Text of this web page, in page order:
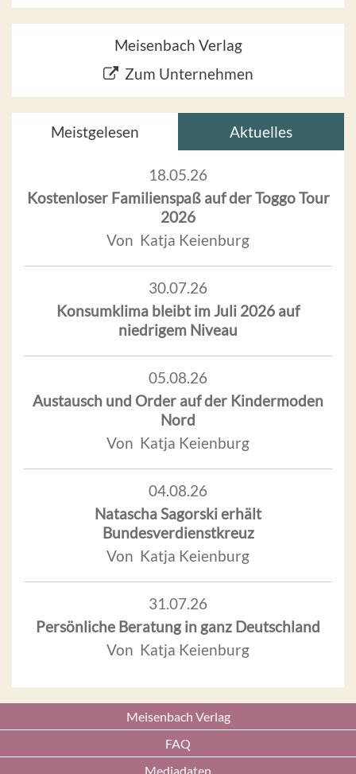
Meisenbach Verlag
Zum Unternehmen
Meistgelesen Aktuelles
18.05.26
Kostenloser Familienspaß auf der Toggo Tour
2026
Von Katja Keienburg
30.07.26
Konsumklima bleibt im Juli 2026 auf
niedrigem Niveau
05.08.26
Austausch und Order auf der Kindermoden
Nord
Von Katja Keienburg
04.08.26
Natascha Sagorski erhält
Bundesverdienstkreuz
Von Katja Keienburg
31.07.26
Persönliche Beratung in ganz Deutschland
Von Katja Keienburg
Meisenbach Verlag
FAQ
Mediadaten